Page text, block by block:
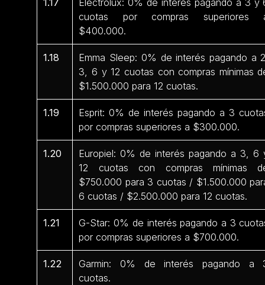
cuotas por compras superiores
$400.000.
1.18
Emma Sleep: 0% de interés pagando a
3, 6 y 12 cuotas con compras mínimas
$1.500.000 para 12 cuotas.
1.19
Esprit: 0% de interés pagando a 3
por compras superiores a $300.000.
1.20
Europiel: 0% de interés pagando a 3, 6
12 cuotas con compras mínimas
$750.000 para 3 cuotas / $1.500.000
6 cuotas / $2.500.000 para 12 cuotas.
1.21
G-Star: 0% de interés pagando a 3
por compras superiores a $700.000.
1.22
Garmin: 0% de interés pagando a
cuotas.